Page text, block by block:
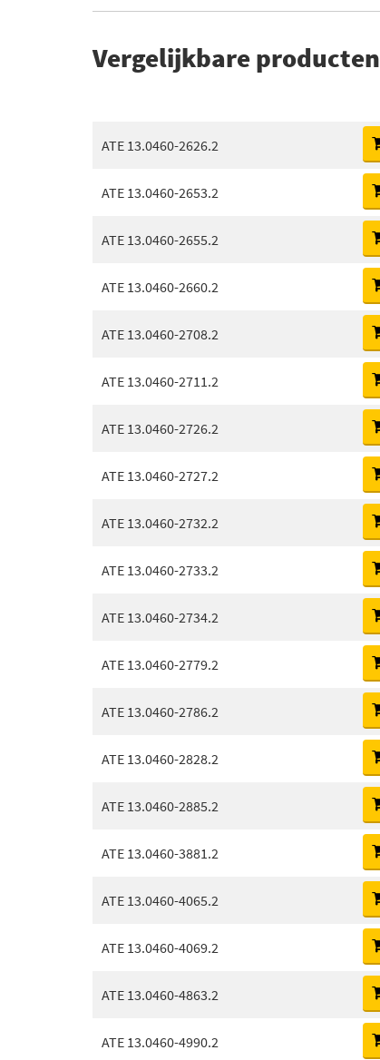
Vergelijkbare producten
ATE 13.0460-2626.2
ATE 13.0460-2653.2
ATE 13.0460-2655.2
ATE 13.0460-2660.2
ATE 13.0460-2708.2
ATE 13.0460-2711.2
ATE 13.0460-2726.2
ATE 13.0460-2727.2
ATE 13.0460-2732.2
ATE 13.0460-2733.2
ATE 13.0460-2734.2
ATE 13.0460-2779.2
ATE 13.0460-2786.2
ATE 13.0460-2828.2
ATE 13.0460-2885.2
ATE 13.0460-3881.2
ATE 13.0460-4065.2
ATE 13.0460-4069.2
ATE 13.0460-4863.2
ATE 13.0460-4990.2